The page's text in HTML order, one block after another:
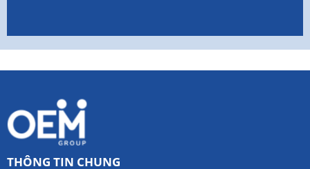
THÔNG TIN CHUNG